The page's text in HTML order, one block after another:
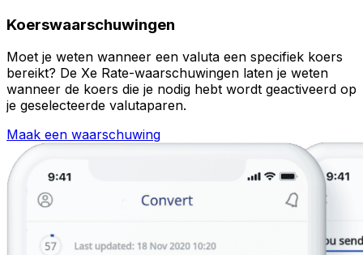
Koerswaarschuwingen
Moet je weten wanneer een valuta een specifiek koers
bereikt? De Xe Rate-waarschuwingen laten je weten
wanneer de koers die je nodig hebt wordt geactiveerd op
je geselecteerde valutaparen.
Maak een waarschuwing